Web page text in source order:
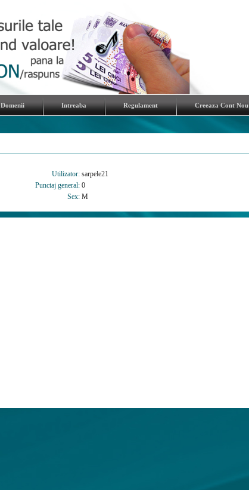
Domenii Intreaba Regulament Creeaza Cont Nou
Utilizator: sarpele21
Punctaj general: 0
Sex: M